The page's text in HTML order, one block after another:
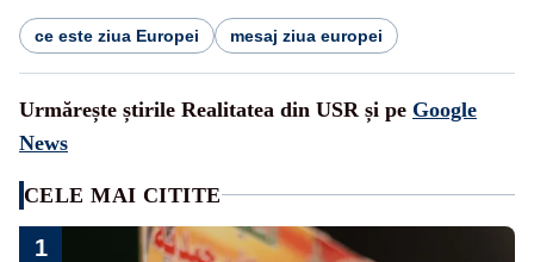
ce este ziua Europei mesaj ziua europei
Urmărește știrile Realitatea din USR și pe Google
News
CELE MAI CITITE
1